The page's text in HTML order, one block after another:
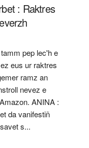
: Raktres
pep lec'h e
eus ur raktres
ramz an
nevez e
ANINA :
da vanifestiñ
s...